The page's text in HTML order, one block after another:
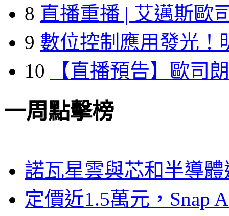
8 直播重播 | 艾邁斯歐
9 數位控制應用發光！
10
【直播預告】歐司
一周點擊榜
諾瓦星雲與芯和半導
定價近1.5萬元，Snap